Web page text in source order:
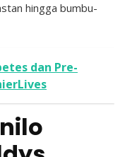
hingga bumbu-
dan Pre-